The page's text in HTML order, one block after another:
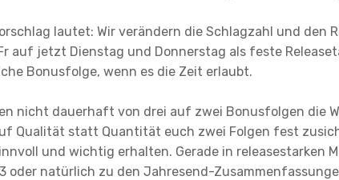
lautet: Wir verändern die Schlagzahl und den
auf jetzt Dienstag und Donnerstag als feste
Bonusfolge, wenn es die Zeit erlaubt.
nicht dauerhaft von drei auf zwei Bonusfolgen die
Qualität statt Quantität euch zwei Folgen fest
und wichtig erhalten. Gerade in releasestarken
oder natürlich zu den Jahresend-